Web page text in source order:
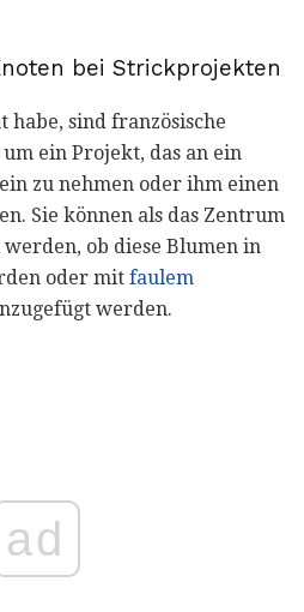
bei Strickprojekten
sind französische
ein Projekt, das an ein
zu nehmen oder ihm einen
Sie können als das Zentrum
ob diese Blumen in
oder mit faulem
werden.
ad